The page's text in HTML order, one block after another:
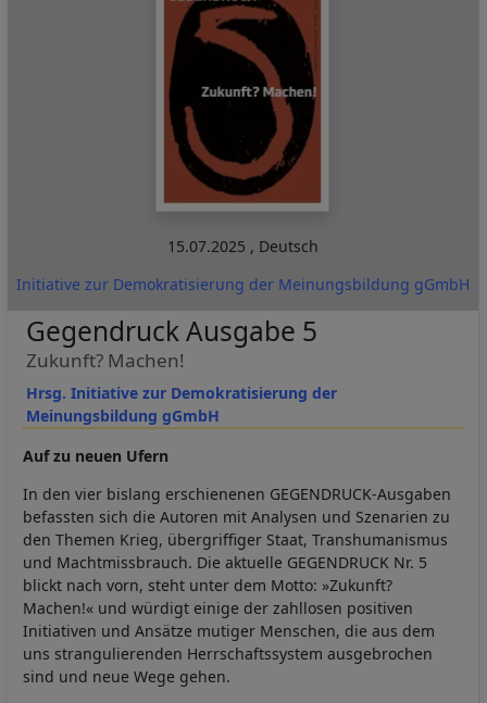
15.07.2025 , Deutsch
Initiative zur Demokratisierung der Meinungsbildung gGmbH
Hrsg. Initiative zur Demokratisierung der
Meinungsbildung gGmbH
Gegendruck Ausgabe 5
Zukunft? Machen!
Auf zu neuen Ufern
In den vier bislang erschienenen GEGENDRUCK-Ausgaben
befassten sich die Autoren mit Analysen und Szenarien zu
den Themen Krieg, übergriffiger Staat, Transhumanismus
und Machtmissbrauch. Die aktuelle GEGENDRUCK Nr. 5
blickt nach vorn, steht unter dem Motto: »Zukunft?
Machen!« und würdigt einige der zahllosen positiven
Initiativen und Ansätze mutiger Menschen, die aus dem
uns strangulierenden Herrschaftssystem ausgebrochen
sind und neue Wege gehen.